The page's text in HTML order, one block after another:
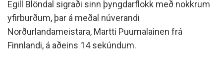
Egill Blöndal sigraði sinn þyngdarflokk með nokkrum
yfirburðum, þar á meðal núverandi
Norðurlandameistara, Martti Puumalainen frá
Finnlandi, á aðeins 14 sekúndum.